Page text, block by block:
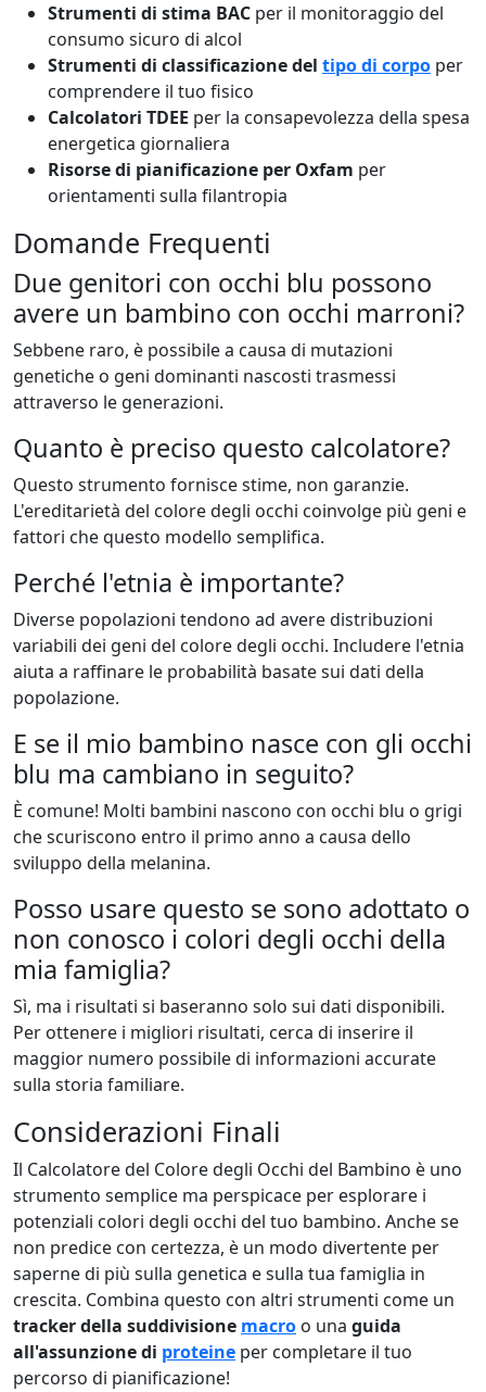
Strumenti di stima BAC per il monitoraggio del
consumo sicuro di alcol
Strumenti di classificazione del tipo di corpo per
comprendere il tuo fisico
Calcolatori TDEE per la consapevolezza della spesa
energetica giornaliera
Risorse di pianificazione per Oxfam per
orientamenti sulla filantropia
Domande Frequenti
Due genitori con occhi blu possono
avere un bambino con occhi marroni?
Sebbene raro, è possibile a causa di mutazioni
genetiche o geni dominanti nascosti trasmessi
attraverso le generazioni.
Quanto è preciso questo calcolatore?
Questo strumento fornisce stime, non garanzie.
L'ereditarietà del colore degli occhi coinvolge più geni e
fattori che questo modello semplifica.
Perché l'etnia è importante?
Diverse popolazioni tendono ad avere distribuzioni
variabili dei geni del colore degli occhi. Includere l'etnia
aiuta a raffinare le probabilità basate sui dati della
popolazione.
E se il mio bambino nasce con gli occhi
blu ma cambiano in seguito?
È comune! Molti bambini nascono con occhi blu o grigi
che scuriscono entro il primo anno a causa dello
sviluppo della melanina.
Posso usare questo se sono adottato o
non conosco i colori degli occhi della
mia famiglia?
Sì, ma i risultati si baseranno solo sui dati disponibili.
Per ottenere i migliori risultati, cerca di inserire il
maggior numero possibile di informazioni accurate
sulla storia familiare.
Considerazioni Finali
Il Calcolatore del Colore degli Occhi del Bambino è uno
strumento semplice ma perspicace per esplorare i
potenziali colori degli occhi del tuo bambino. Anche se
non predice con certezza, è un modo divertente per
saperne di più sulla genetica e sulla tua famiglia in
crescita. Combina questo con altri strumenti come un
tracker della suddivisione macro o una guida
all'assunzione di proteine per completare il tuo
percorso di pianificazione!